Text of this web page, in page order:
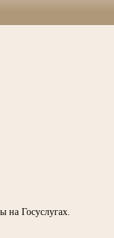
на Госуслугах.